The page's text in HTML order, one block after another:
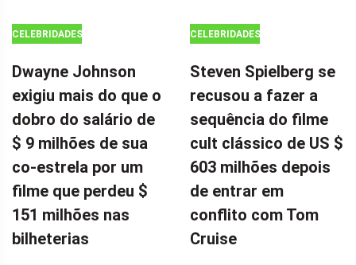
CELEBRIDADES
Dwayne Johnson
exigiu mais do que o
dobro do salário de
$ 9 milhões de sua
co-estrela por um
filme que perdeu $
151 milhões nas
bilheterias
CELEBRIDADES
Steven Spielberg se
recusou a fazer a
sequência do filme
cult clássico de US $
603 milhões depois
de entrar em
conflito com Tom
Cruise